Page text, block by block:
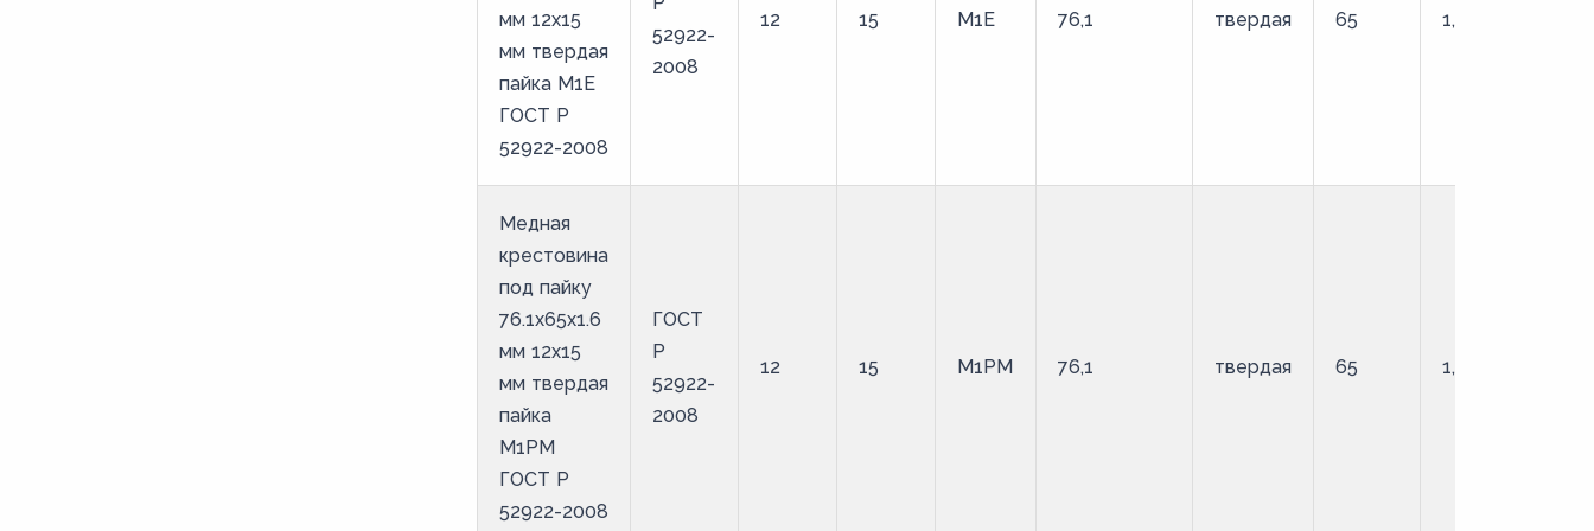
мм 12х15
мм твердая
пайка М1Е
ГОСТ Р
52922-2008
52922-
2008
12 15 М1Е 76,1 твердая 65 1,6
Медная
крестовина
под пайку
76.1х65х1.6
мм 12х15
мм твердая
пайка
М1РМ
ГОСТ Р
52922-2008
ГОСТ
Р
52922-
2008
12 15 М1РМ 76,1 твердая 65 1,6